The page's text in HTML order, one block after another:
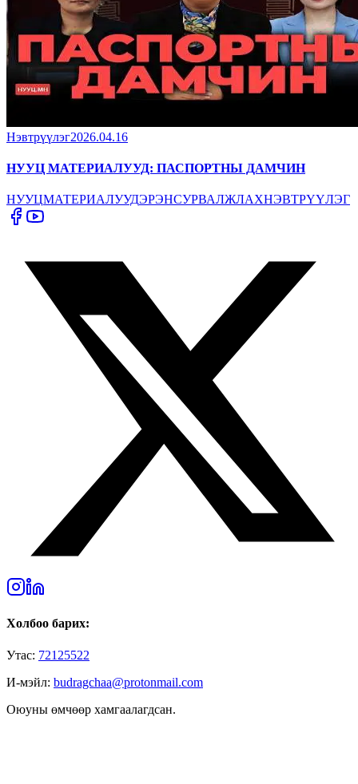
Нэвтрүүлэг2026.04.16
НУУЦ МАТЕРИАЛУУД: ПАСПОРТНЫ ДАМЧИН
НУУЦМАТЕРИАЛУУДЭРЭНСУРВАЛЖЛАХНЭВТРҮҮЛЭГ
Холбоо барих:
Утас: 72125522
И-мэйл: budragchaa@protonmail.com
Оюуны өмчөөр хамгаалагдсан.